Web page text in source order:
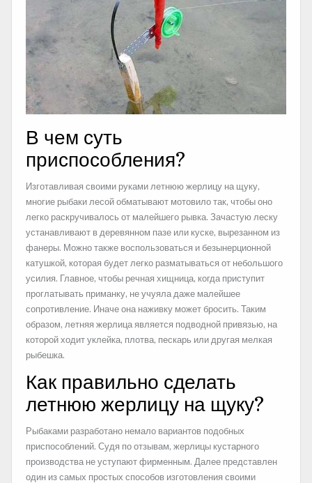
В чем суть
приспособления?
Изготавливая своими руками летнюю жерлицу на щуку,
многие рыбаки лесой обматывают мотовило так, чтобы оно
легко раскручивалось от малейшего рывка. Зачастую леску
устанавливают в деревянном пазе или куске, вырезанном из
фанеры. Можно также воспользоваться и безынерционной
катушкой, которая будет легко разматываться от небольшого
усилия. Главное, чтобы речная хищница, когда приступит
проглатывать приманку, не учуяла даже малейшее
сопротивление. Иначе она наживку может бросить. Таким
образом, летняя жерлица является подводной привязью, на
которой ходит уклейка, плотва, пескарь или другая мелкая
рыбешка.
Как правильно сделать
летнюю жерлицу на щуку?
Рыбаками разработано немало вариантов подобных
приспособлений. Судя по отзывам, жерлицы кустарного
производства не уступают фирменным. Далее представлен
один из самых простых способов изготовления своими